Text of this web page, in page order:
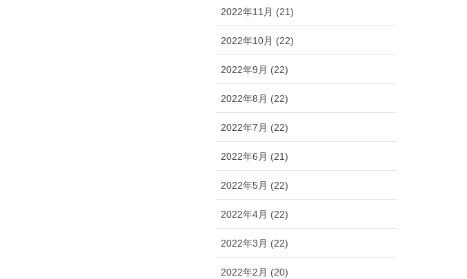
2022年11月 (21)
2022年10月 (22)
2022年9月 (22)
2022年8月 (22)
2022年7月 (22)
2022年6月 (21)
2022年5月 (22)
2022年4月 (22)
2022年3月 (22)
2022年2月 (20)